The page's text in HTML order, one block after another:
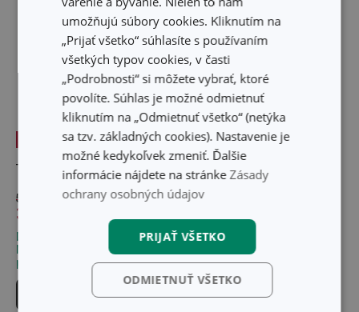
Tretinka myBEER Icon
5,10 €
3,80 €
Môžete mať ihneď v 29
predajniach
Do košíka
-25 %
Tretinka myBEER Lupulus
5,10 €
3,80 €
Dostupné v eshope
Môžete mať ihneď v 28
predajniach
Do košíka
umožňujú súbory cookies. Kliknutím na
„Prijať všetko“ súhlasíte s používaním
všetkých typov cookies, v časti
„Podrobnosti“ si môžete vybrať, ktoré
povolíte. Súhlas je možné odmietnuť
kliknutím na „Odmietnuť všetko“ (netýka
sa tzv. základných cookies). Nastavenie je
možné kedykoľvek zmeniť. Ďalšie
informácie nájdete na stránkeZásady
ochrany osobných údajov
PRIJAŤ VŠETKO
ODMIETNUŤ VŠETKO